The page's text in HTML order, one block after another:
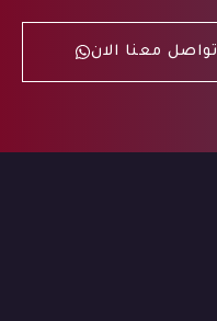
تواصل معنا الان